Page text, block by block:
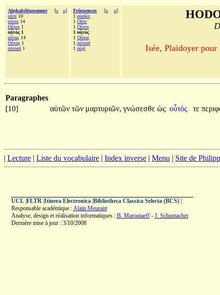
Alphabétiquement [« »]
οὔτε 10
οὗτοι 14
Οὗτοι 1
οὗτός 1
οὗτος 14
Οὗτος 1
οὑτοσὶ 1
Fréquences [« »]
1 οὐσῶν
1 Οὔτε
1 Οὗτοι
1 οὗτός
1 Οὗτος
1 οὑτοσὶ
1 οὐχὶ Isée, Plaidoyer pour
Paragraphes
[10]
αὐτῶν τῶν μαρτυριῶν, γνώσεσθε ὡς οὗτός τε
| Lecture | Liste du vocabulaire | Index inverse | Menu | Site de
UCL| FLTR| Itinera Electronica| Bibliotheca Classica Selecta (BCS)|
Responsable académique :Alain Meurant
Analyse, design et réalisation informatiques : B. Maroutaeff- J. Schumacher
Dernière mise à jour : 3/10/2008